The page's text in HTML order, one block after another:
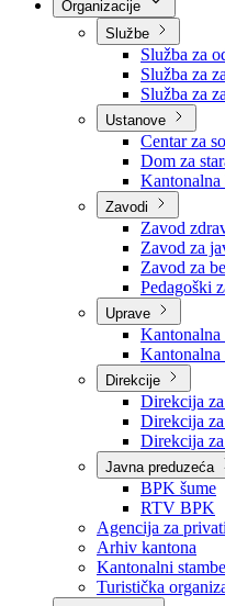
Nadležnosti
Sjednice Vlade
Službe
Služba za
Služba za
Služba za
Ustanove
Centar za
Dom za
Kantonalna
Zavodi
Zavod
Zavod za
Zavod za
Pedagoški
Uprave
Kantonalna
Kantonalna
Direkcije
Direkcija za
Direkcija za
Direkcija za
Javna preduzeća
BPK šume
RTV BPK
Agencija za